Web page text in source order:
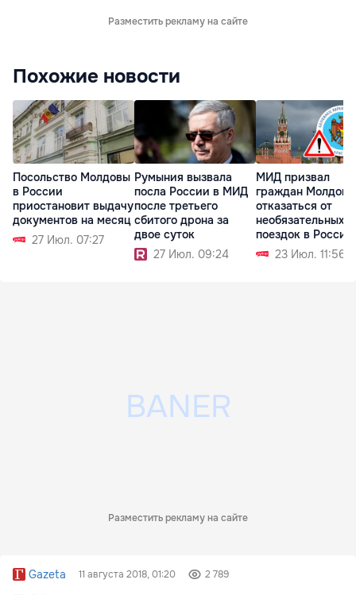
Разместить рекламу на сайте
Похожие новости
Посольство Молдовы
в России
приостановит выдачу
документов на месяц
27 Июл. 07:27
Румыния вызвала
посла России в МИД
после третьего
сбитого дрона за
двое суток
27 Июл. 09:24
МИД призвал
граждан Молдовы
отказаться от
необязательных
поездок в Россию
23 Июл. 11:56
Разместить рекламу на сайте
Gazeta 11 августа 2018, 01:20 2 789